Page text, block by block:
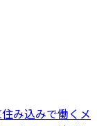
込みで働くメ